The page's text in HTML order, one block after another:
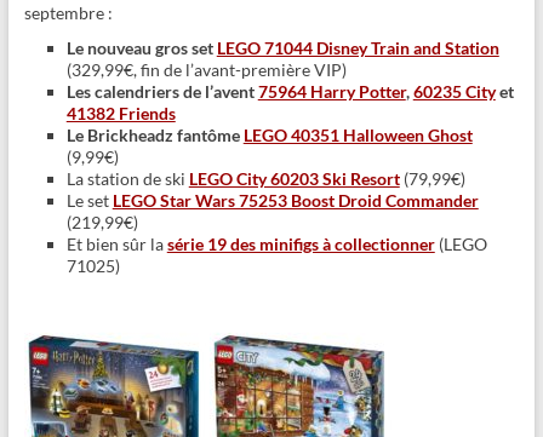
septembre :
Le nouveau gros set LEGO 71044 Disney Train and Station
(329,99€, fin de l’avant-première VIP)
Les calendriers de l’avent75964 Harry Potter,60235 Cityet
41382 Friends
Le Brickheadz fantôme LEGO 40351 Halloween Ghost
(9,99€)
La station de ski LEGO City 60203 Ski Resort(79,99€)
Le set LEGO Star Wars 75253 Boost Droid Commander
(219,99€)
Et bien sûr lasérie 19 des minifigs à collectionner(LEGO
71025)